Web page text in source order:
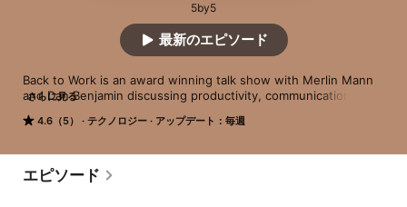
5by5
4.6（5） テクノロジー アップデート：毎週
Back to Work is an award winning talk show with Merlin Mann
and Dan Benjamin discussing productivity, communication,
さらに見る
最新のエピソード
エピソード